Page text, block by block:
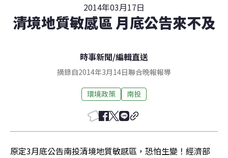
2014年03月17日
清境地質敏感區 月底公告來不及
時事新聞/編輯直送
摘錄自2014年3月14日聯合晚報報導
環境政策 南投
原定3月底公告南投清境地質敏感區，恐怕生變！經濟部